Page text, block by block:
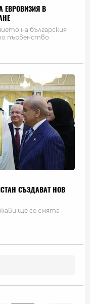
ЕВРОВИЗИЯ В
на българския
първенство
СЪЗДАВАТ НОВ
ще се смята